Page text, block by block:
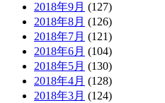
2018年9月 (127)
2018年8月 (126)
2018年7月 (121)
2018年6月 (104)
2018年5月 (130)
2018年4月 (128)
2018年3月 (124)